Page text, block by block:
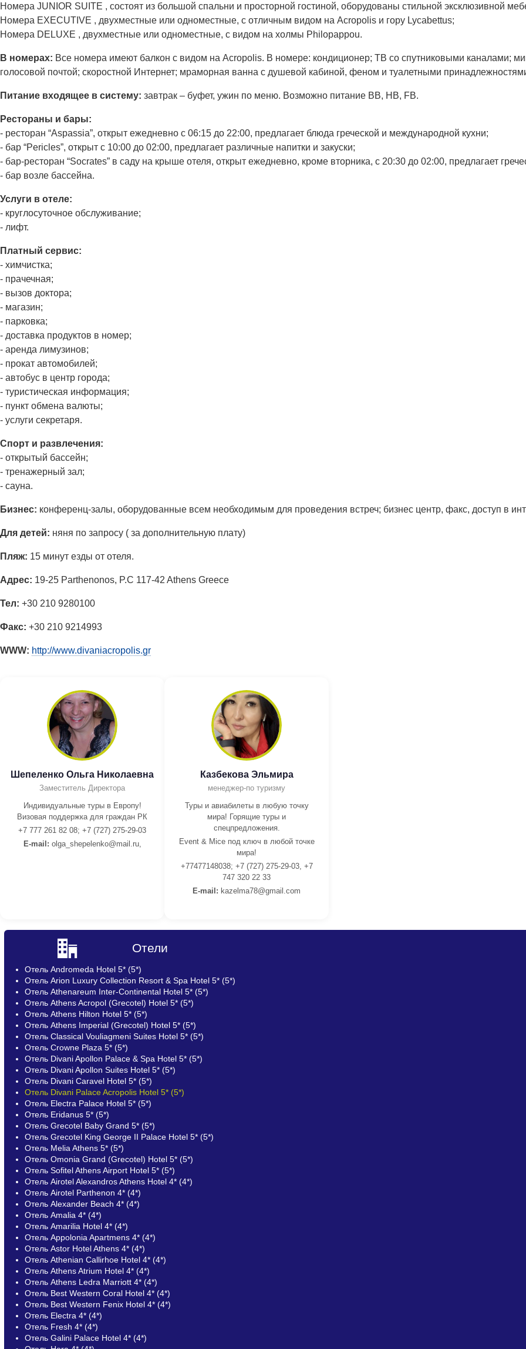
Номера JUNIOR SUITE , состоят из большой спальни и просторной гостиной, оборудованы стильной эксклюзивной
Номера EXECUTIVE , двухместные или одноместные, с отличным видом на Acropolis и гору Lycabettus;
Номера DELUXE , двухместные или одноместные, с видом на холмы Philopappou.
В номерах: Все номера имеют балкон с видом на Acropolis. В номере: кондиционер; ТВ со спутниковыми каналами;
голосовой почтой; скоростной Интернет; мраморная ванна с душевой кабиной, феном и туалетными
Питание входящее в систему: завтрак – буфет, ужин по меню. Возможно питание BB, HB, FB.
Рестораны и бары:
- ресторан “Aspassia”, открыт ежедневно с 06:15 до 22:00, предлагает блюда греческой и международной кухни;
- бар “Pericles”, открыт с 10:00 до 02:00, предлагает различные напитки и закуски;
- бар-ресторан “Socrates” в саду на крыше отеля, открыт ежедневно, кроме вторника, с 20:30 до 02:00, предлагает
- бар возле бассейна.
Услуги в отеле:
- круглосуточное обслуживание;
- лифт.
Платный сервис:
- химчистка;
- прачечная;
- вызов доктора;
- магазин;
- парковка;
- доставка продуктов в номер;
- аренда лимузинов;
- прокат автомобилей;
- автобус в центр города;
- туристическая информация;
- пункт обмена валюты;
- услуги секретаря.
Спорт и развлечения:
- открытый бассейн;
- тренажерный зал;
- сауна.
Бизнес: конференц-залы, оборудованные всем необходимым для проведения встреч; бизнес центр, факс, доступ в
Для детей: няня по запросу ( за дополнительную плату)
Пляж: 15 минут езды от отеля.
Адрес: 19-25 Parthenonos, P.C 117-42 Athens Greece
Тел: +30 210 9280100
Факс: +30 210 9214993
WWW: http://www.divaniacropolis.gr
Шепеленко Ольга Николаевна
Заместитель Директора
Индивидуальные туры в Европу!
Визовая поддержка для граждан РК
+7 777 261 82 08; +7 (727) 275-29-03
E-mail: olga_shepelenko@mail.ru,
Казбекова Эльмира
менеджер-по туризму
Туры и авиабилеты в любую точку
мира! Горящие туры и
спецпредложения.
Event & Mice под ключ в любой точке
мира!
+77477148038; +7 (727) 275-29-03, +7
747 320 22 33
E-mail: kazelma78@gmail.com
Отели
Отель Andromeda Hotel 5* (5*)
Отель Arion Luxury Collection Resort & Spa Hotel 5* (5*)
Отель Athenareum Inter-Continental Hotel 5* (5*)
Отель Athens Acropol (Grecotel) Hotel 5* (5*)
Отель Athens Hilton Hotel 5* (5*)
Отель Athens Imperial (Grecotel) Hotel 5* (5*)
Отель Classical Vouliagmeni Suites Hotel 5* (5*)
Отель Crowne Plaza 5* (5*)
Отель Divani Apollon Palace & Spa Hotel 5* (5*)
Отель Divani Apollon Suites Hotel 5* (5*)
Отель Divani Caravel Hotel 5* (5*)
Отель Divani Palace Acropolis Hotel 5* (5*)
Отель Electra Palace Hotel 5* (5*)
Отель Eridanus 5* (5*)
Отель Grecotel Baby Grand 5* (5*)
Отель Grecotel King George II Palace Hotel 5* (5*)
Отель Melia Athens 5* (5*)
Отель Omonia Grand (Grecotel) Hotel 5* (5*)
Отель Sofitel Athens Airport Hotel 5* (5*)
Отель Airotel Alexandros Athens Hotel 4* (4*)
Отель Airotel Parthenon 4* (4*)
Отель Alexander Beach 4* (4*)
Отель Amalia 4* (4*)
Отель Amarilia Hotel 4* (4*)
Отель Appolonia Apartmens 4* (4*)
Отель Astor Hotel Athens 4* (4*)
Отель Athenian Callirhoe Hotel 4* (4*)
Отель Athens Atrium Hotel 4* (4*)
Отель Athens Ledra Marriott 4* (4*)
Отель Best Western Coral Hotel 4* (4*)
Отель Best Western Fenix Hotel 4* (4*)
Отель Electra 4* (4*)
Отель Fresh 4* (4*)
Отель Galini Palace Hotel 4* (4*)